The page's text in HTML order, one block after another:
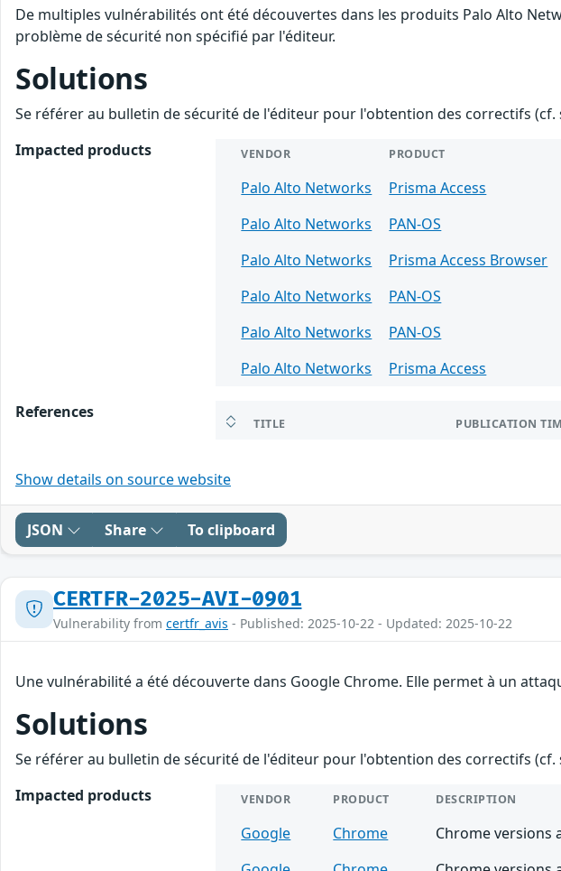
De multiples vulnérabilités ont été découvertes dans les produits Palo Alto
problème de sécurité non spécifié par l'éditeur.
Solutions
Se référer au bulletin de sécurité de l'éditeur pour l'obtention des correctifs
Impacted products
VENDOR PRODUCT
Palo Alto Networks Prisma Access
Palo Alto Networks
PAN-OS
Palo Alto Networks
Prisma Access Browser
Palo Alto Networks
PAN-OS
Palo Alto Networks
PAN-OS
Palo Alto Networks
Prisma Access
References
TITLE PUBLICATION
Show details on source website
JSON Share To clipboard
CERTFR-2025-AVI-0901
Vulnerability from certfr_avis - Published: 2025-10-22 - Updated: 2025-10-22
Une vulnérabilité a été découverte dans Google Chrome. Elle permet à un
Solutions
Se référer au bulletin de sécurité de l'éditeur pour l'obtention des correctifs
Impacted products
VENDOR PRODUCT DESCRIPTION
Google Chrome
Chrome versions